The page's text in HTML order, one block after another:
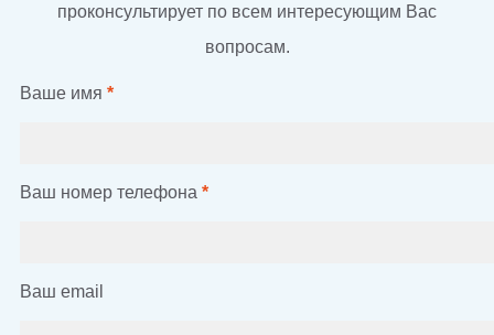
проконсультирует по всем интересующим Вас
вопросам.
Ваше имя *
Ваш номер телефона *
Ваш email